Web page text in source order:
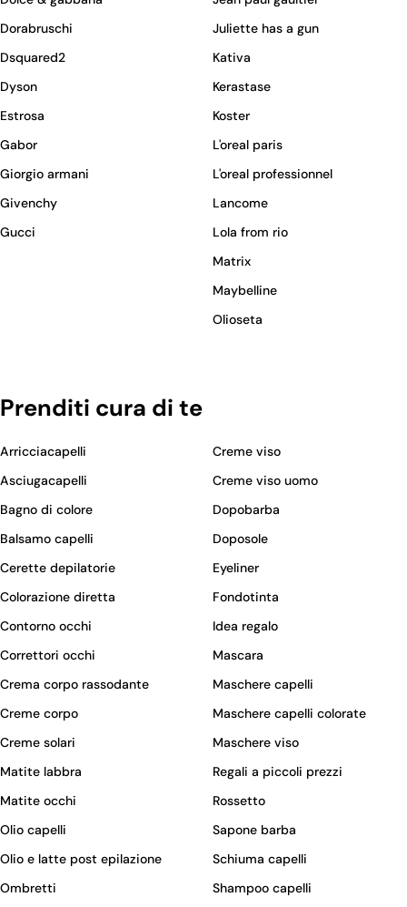
Dorabruschi
Dsquared2
Dyson
Estrosa
Gabor
Giorgio armani
Givenchy
Gucci
Juliette has a gun
Kativa
Kerastase
Koster
L'oreal paris
L'oreal professionnel
Lancome
Lola from rio
Matrix
Maybelline
Olioseta
Prenditi cura di te
Arricciacapelli
Asciugacapelli
Bagno di colore
Balsamo capelli
Cerette depilatorie
Colorazione diretta
Contorno occhi
Correttori occhi
Crema corpo rassodante
Creme corpo
Creme solari
Creme viso
Creme viso uomo
Dopobarba
Doposole
Eyeliner
Fondotinta
Idea regalo
Mascara
Maschere capelli
Maschere capelli colorate
Maschere viso
Matite labbra
Matite occhi
Olio capelli
Olio e latte post epilazione
Ombretti
Regali a piccoli prezzi
Rossetto
Sapone barba
Schiuma capelli
Shampoo capelli